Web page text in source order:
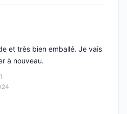
et très bien emballé. Je vais
à nouveau.